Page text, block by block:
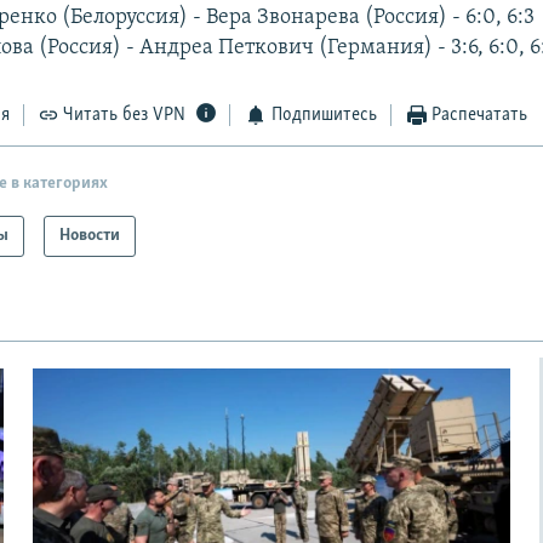
(Белоруссия) - Вера Звонарева (Россия) - 6:0, 6:3
(Россия) - Андреа Петкович (Германия) - 3:6, 6:0,
Читать без VPN Подпишитесь Распечатать
в категориях
Новости